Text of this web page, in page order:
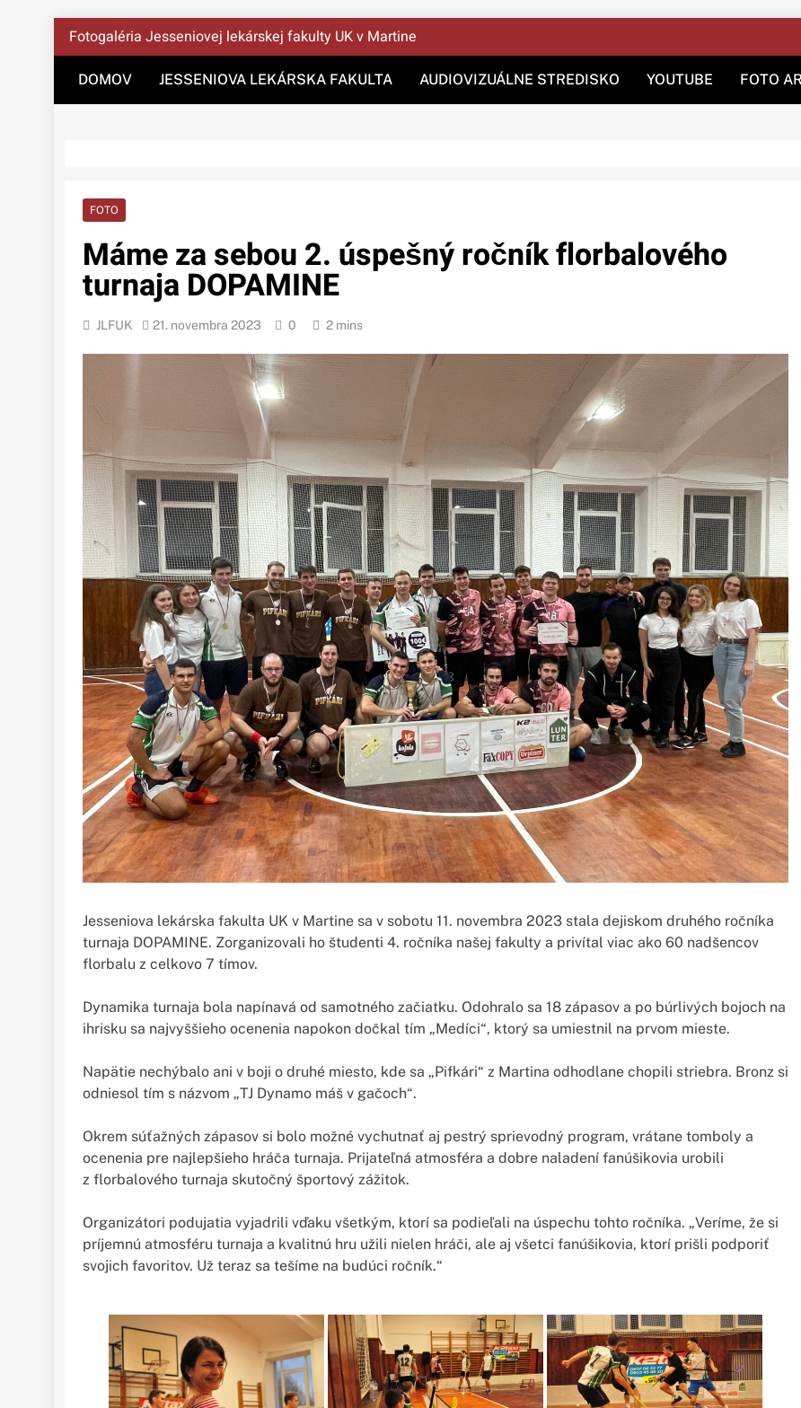
Skip
content
Správy Z JLF UK
Fotogaléria Jesseniovej lekárskej fakulty UK v Martine
DOMOV JESSENIOVA LEKÁRSKA FAKULTA AUDIOVIZUÁLNE STREDISKO YOUTUBE FOTO
FOTO
Máme za sebou 2. úspešný ročník florbalového
turnaja DOPAMINE
JLFUK 21. novembra 2023 0 2 mins
Jesseniova lekárska fakulta UK v Martine sa v sobotu 11. novembra 2023 stala dejiskom druhého ročníka
turnaja DOPAMINE. Zorganizovali ho študenti 4. ročníka našej fakulty a privítal viac ako 60 nadšencov
florbalu z celkovo 7 tímov.
Dynamika turnaja bola napínavá od samotného začiatku. Odohralo sa 18 zápasov a po búrlivých bojoch na
ihrisku sa najvyššieho ocenenia napokon dočkal tím „Medíci“, ktorý sa umiestnil na prvom mieste.
Napätie nechýbalo ani v boji o druhé miesto, kde sa „Pifkári“ z Martina odhodlane chopili striebra. Bronz si
odniesol tím s názvom „TJ Dynamo máš v gačoch“.
Okrem súťažných zápasov si bolo možné vychutnať aj pestrý sprievodný program, vrátane tomboly a
ocenenia pre najlepšieho hráča turnaja. Prijateľná atmosféra a dobre naladení fanúšikovia urobili
z florbalového turnaja skutočný športový zážitok.
Organizátori podujatia vyjadrili vďaku všetkým, ktorí sa podieľali na úspechu tohto ročníka. „Veríme, že si
príjemnú atmosféru turnaja a kvalitnú hru užili nielen hráči, ale aj všetci fanúšikovia, ktorí prišli podporiť
svojich favoritov. Už teraz sa tešíme na budúci ročník.“